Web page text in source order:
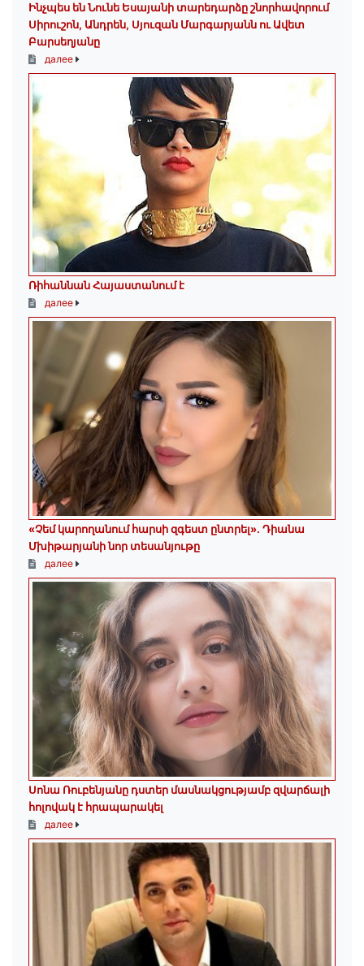
Ինչպես են Նունե Եսայանի տարեդարձը շնորհավորում
Սիրուշոն, Անդրեն, Սյուզան Մարգարյանն ու Ավետ
Բարսեղյանը
далее
Ռիհաննան Հայաստանում է
далее
«Չեմ կարողանում հարսի զգեստ ընտրել». Դիանա
Մխիթարյանի նոր տեսանյութը
далее
Սոնա Ռուբենյանը դստեր մասնակցությամբ զվարճալի
հոլովակ է հրապարակել
далее